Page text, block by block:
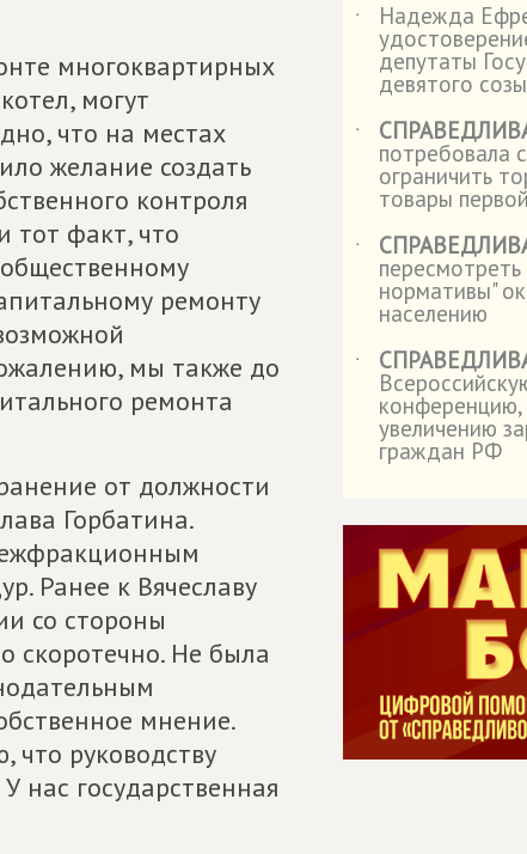
многоквартирных
могут
что на местах
желание создать
контроля
тот факт, что
ремонту
мы также до
ремонта
от должности
Горбатина.
Ранее к Вячеславу
со стороны
скоротечно. Не была
мнение.
что руководству
нас государственная
˙
Надежда
депутаты
девятого
˙
потребовала
ограничить
товары
˙
нормативы"
населению
˙
увеличению
граждан РФ